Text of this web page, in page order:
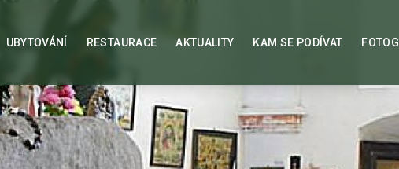
UBYTOVÁNÍ RESTAURACE AKTUALITY KAM SE PODÍVAT